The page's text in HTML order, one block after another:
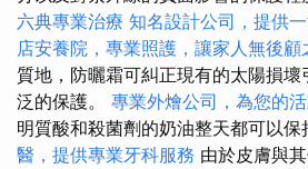
六典專業治療 知名設計公司，提供
店安養院，專業照護，讓家人無後顧
質地，防曬霜可糾正現有的太陽損
泛的保護。 專業外燴公司，為您的
明質酸和殺菌劑的奶油整天都可以保
醫，提供專業牙科服務 由於皮膚與